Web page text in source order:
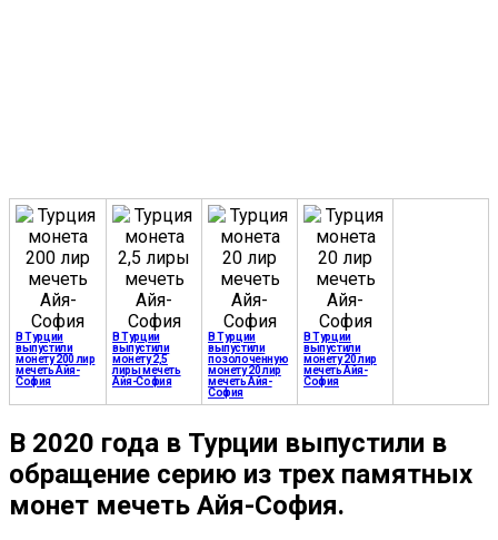
В Турции
выпустили
монету 200 лир
мечеть Айя-
София
В Турции
выпустили
монету 2,5
лиры мечеть
Айя-София
В Турции
выпустили
позолоченную
монету 20 лир
мечеть Айя-
София
В Турции
выпустили
монету 20 лир
мечеть Айя-
София
В 2020 года в Турции выпустили в
обращение серию из трех памятных
монет мечеть Айя-София.